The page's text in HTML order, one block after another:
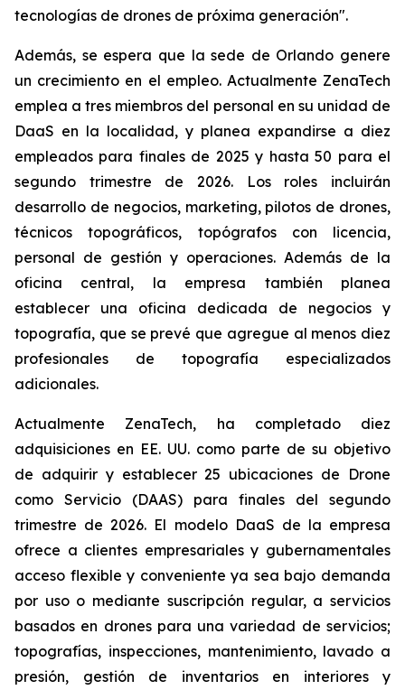
tecnologías de drones de próxima generación".
Además, se espera que la sede de Orlando genere
un crecimiento en el empleo. Actualmente ZenaTech
emplea a tres miembros del personal en su unidad de
DaaS en la localidad, y planea expandirse a diez
empleados para finales de 2025 y hasta 50 para el
segundo trimestre de 2026. Los roles incluirán
desarrollo de negocios, marketing, pilotos de drones,
técnicos topográficos, topógrafos con licencia,
personal de gestión y operaciones. Además de la
oficina central, la empresa también planea
establecer una oficina dedicada de negocios y
topografía, que se prevé que agregue al menos diez
profesionales de topografía especializados
adicionales.
Actualmente ZenaTech, ha completado diez
adquisiciones en EE. UU. como parte de su objetivo
de adquirir y establecer 25 ubicaciones de Drone
como Servicio (DAAS) para finales del segundo
trimestre de 2026. El modelo DaaS de la empresa
ofrece a clientes empresariales y gubernamentales
acceso flexible y conveniente ya sea bajo demanda
por uso o mediante suscripción regular, a servicios
basados en drones para una variedad de servicios;
topografías, inspecciones, mantenimiento, lavado a
presión, gestión de inventarios en interiores y